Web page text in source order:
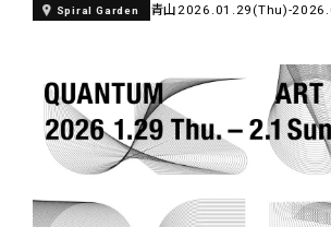
ショップ一覧 フロアガイド
Nail Salon 4
Exhibition
Spiral Garden 青山2026.01.29(Thu)-